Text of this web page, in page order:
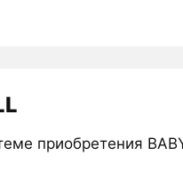
приобретения